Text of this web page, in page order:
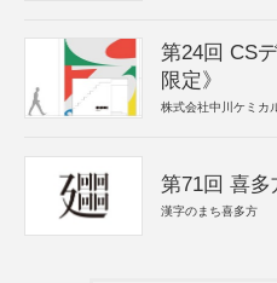
第24回 CS
限定》
株式会社中川ケミカ
第71回 喜
漢字のまち喜多方